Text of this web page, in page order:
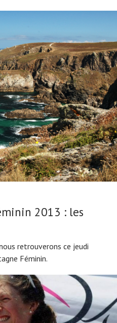
2013 : les
retrouverons ce jeudi
Féminin.